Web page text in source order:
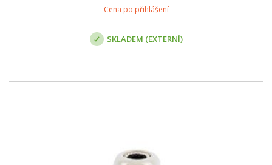
Cena po přihlášení
SKLADEM (EXTERNÍ)